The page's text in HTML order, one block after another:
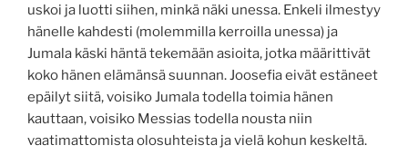
uskoi ja luotti siihen, minkä näki unessa. Enkeli ilmestyy
hänelle kahdesti (molemmilla kerroilla unessa) ja
Jumala käski häntä tekemään asioita, jotka määrittivät
koko hänen elämänsä suunnan. Joosefia eivät estäneet
epäilyt siitä, voisiko Jumala todella toimia hänen
kauttaan, voisiko Messias todella nousta niin
vaatimattomista olosuhteista ja vielä kohun keskeltä.